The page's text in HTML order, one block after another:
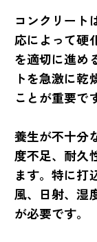
コンクリート
応によって硬
を適切に進め
トを急激に
ことが重要で
養生が不十分
度不足、耐久
ます。特に打
風、日射、湿
が必要です。